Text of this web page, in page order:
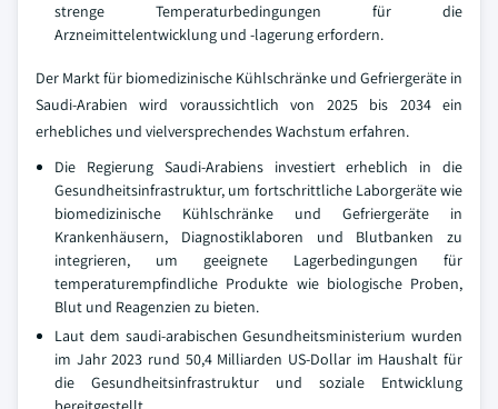
strenge Temperaturbedingungen für die
Arzneimittelentwicklung und -lagerung erfordern.
Der Markt für biomedizinische Kühlschränke und Gefriergeräte in
Saudi-Arabien wird voraussichtlich von 2025 bis 2034 ein
erhebliches und vielversprechendes Wachstum erfahren.
Die Regierung Saudi-Arabiens investiert erheblich in die
Gesundheitsinfrastruktur, um fortschrittliche Laborgeräte wie
biomedizinische Kühlschränke und Gefriergeräte in
Krankenhäusern, Diagnostiklaboren und Blutbanken zu
integrieren, um geeignete Lagerbedingungen für
temperaturempfindliche Produkte wie biologische Proben,
Blut und Reagenzien zu bieten.
Laut dem saudi-arabischen Gesundheitsministerium wurden
im Jahr 2023 rund 50,4 Milliarden US-Dollar im Haushalt für
die Gesundheitsinfrastruktur und soziale Entwicklung